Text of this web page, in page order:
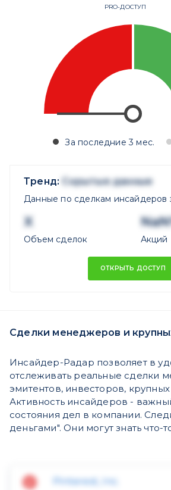
PRO-ДОСТУП
За последние 3 мес.
Тренд: Скрытые данные
Данные по сделкам инсайдеров
X
Объем сделок Акций
ОТКРЫТЬ ДОСТУП
Сделки менеджеров и
Инсайдер-Радар позволяет в
отслеживать реальные сделки
эмитентов, инвесторов,
Активность инсайдеров -
состояния дел в компании.
деньгами". Они могут знать что-
Pinterest, Inc.